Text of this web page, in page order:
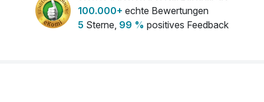
100.000+ echte Bewertungen
5 Sterne, 99 % positives Feedback